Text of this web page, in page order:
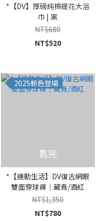
*【DV】厚磅純棉提花大浴
巾 | 黑
NT$680
NT$520
2025新色登場
售完
*【運動生活】DV復古網眼
雙面穿球褲｜藏青/酒紅
NT$1,350
NT$780